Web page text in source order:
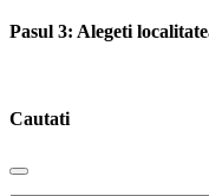
Pasul 3: Alegeti
Cautati